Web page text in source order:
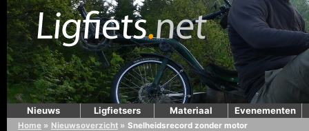
Nieuws Ligfietsers Materiaal Evenementen
Home » Nieuwsoverzicht » Snelheidsrecord zonder motor